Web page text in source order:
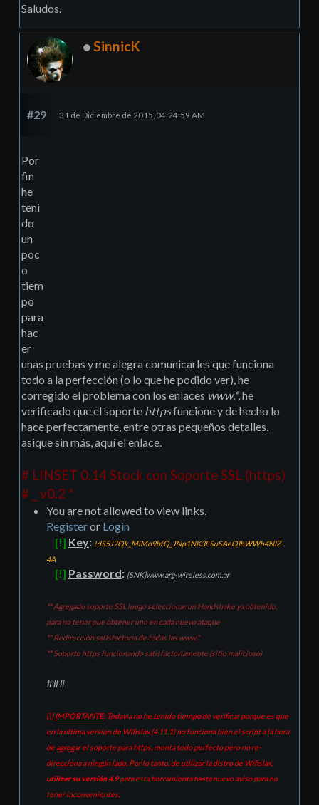
Saludos.
SinnicK
#29 31 de Diciembre de 2015, 04:24:59 AM
Por
fin
he
teni
do
un
poc
o
tiem
po
para
hac
er
unas pruebas y me alegra comunicarles que funciona
todo a la perfección (o lo que he podido ver), he
corregido el problema con los enlaces www.*, he
verificado que el soporte httpsfuncione y de hecho lo
hace perfectamente, entre otras pequeños detalles,
asique sin más, aquí el enlace.
# LINSET 0.14 Stock con Soporte SSL (https)
# _ v0.2 *
You are not allowed to view links.
Registeror Login
[!] Key: !dS5J7Qk_MiMo9bfQ_JNp1NK3FSuSAeQIhWWh4NIZ-
4A
[!] Password: [SNK]www.arg-wireless.com.ar
** Agregado soporte SSL luego seleccionar un Handshake ya obtenido,
para no tener que obtener uno en cada nuevo ataque
** Redirección satisfactoria de todas las www.*
** Soporte https funcionando satisfactoriamente (sitio malicioso)
###
{!}IMPORTANTE: Todavía no he tenido tiempo de verificar porque es que
en la ultima version de Wifislax (4.11.1) no funciona bien el script a la hora
de agregar el soporte para https, monta todo perfecto pero no re-
direcciona a ningún lado. Por lo tanto, de utilizar la distro de Wifislax,
utilizar su versión 4.9para esta herramienta hasta nuevo aviso para no
tener inconvenientes.